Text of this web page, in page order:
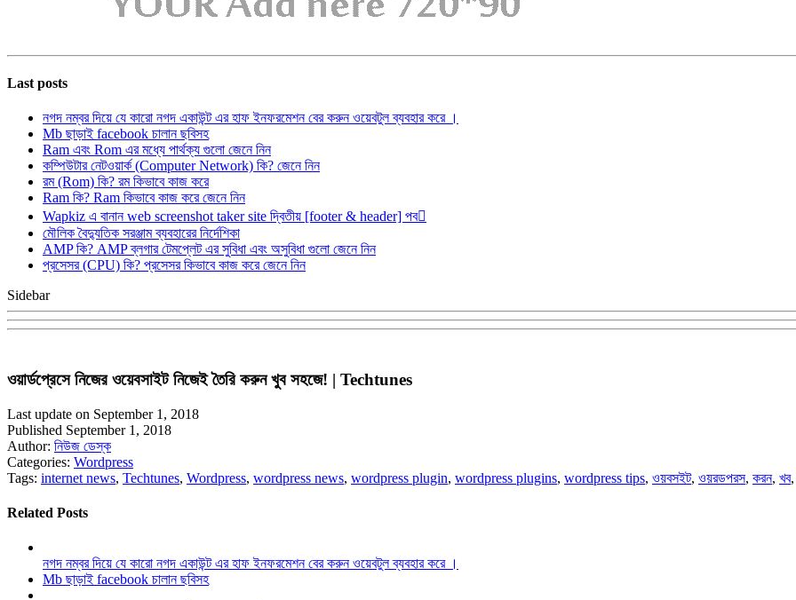
Last posts
নগদ নম্বর দিয়ে যে কারো নগদ একাউন্ট এর হাফ ইনফরমেশন বের করুন ওয়েবটুল ব্যবহার করে ।
Mb ছাড়াই facebook চালান ছবিসহ
Ram এবং Rom এর মধ্যে পার্থক্য গুলো জেনে নিন
কম্পিউটার নেটওয়ার্ক (Computer Network) কি? জেনে নিন
রম (Rom) কি? রম কিভাবে কাজ করে
Ram কি? Ram কিভাবে কাজ করে জেনে নিন
Wapkiz এ বানান web screenshot taker site দ্বিতীয় [footer & header] পব
মৌলিক বৈদ্যুতিক সরঞ্জাম ব্যবহারের নির্দেশিকা
AMP কি? AMP ব্লগার টেমপ্লেট এর সুবিধা এবং অসুবিধা গুলো জেনে নিন
প্রসেসর (CPU) কি? প্রসেসর কিভাবে কাজ করে জেনে নিন
Sidebar
ওয়ার্ডপ্রেসে নিজের ওয়েবসাইট নিজেই তৈরি করুন খুব সহজে! | Techtunes
Last update on September 1, 2018
Published September 1, 2018
Author: নিউজ ডেস্ক
Categories: Wordpress
Tags: internet news, Techtunes, Wordpress, wordpress news, wordpress plugin, wordpress plugins, wordpress tips, ওয়বসইট, ওয়রডপরস, করন, খব
Related Posts
নগদ নম্বর দিয়ে যে কারো নগদ একাউন্ট এর হাফ ইনফরমেশন বের করুন ওয়েবটুল ব্যবহার করে ।
Mb ছাড়াই facebook চালান ছবিসহ